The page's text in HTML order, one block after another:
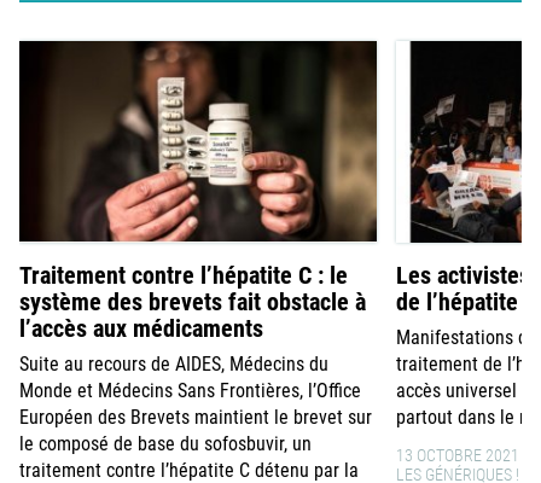
Traitement contre l’hépatite C : le
système des brevets fait obstacle à
l’accès aux médicaments
Suite au recours de AIDES, Médecins du
Monde et Médecins Sans Frontières, l’Office
Européen des Brevets maintient le brevet sur
le composé de base du sofosbuvir, un
traitement contre l’hépatite C détenu par la
Les activistes
de l’hépatite
Manifestations
traitement de
accès universel
partout dans le
13 OCTOBRE 2021
LES GÉNÉRIQUES !